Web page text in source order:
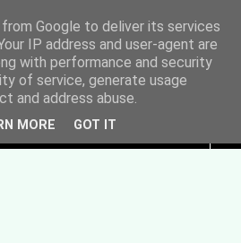
Google to deliver its services
IP address and user-agent are
with performance and security
of service, generate usage
and address abuse.
MORE GOT IT